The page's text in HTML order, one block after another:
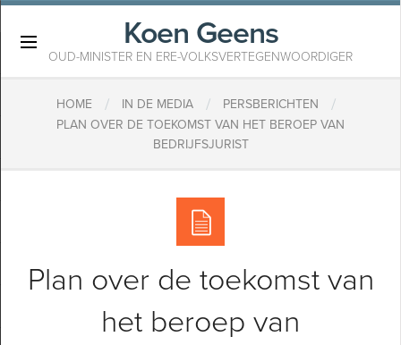
Koen Geens
OUD-MINISTER EN ERE-VOLKSVERTEGENWOORDIGER
HOME / IN DE MEDIA / PERSBERICHTEN /
PLAN OVER DE TOEKOMST VAN HET BEROEP VAN
BEDRIJFSJURIST
Plan over de toekomst van
het beroep van